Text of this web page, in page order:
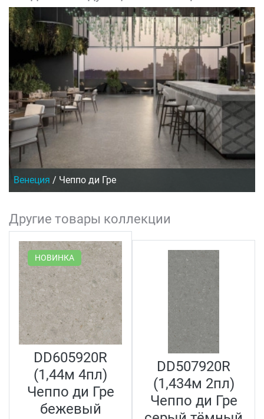
Венеция / Чеппо ди Гре
Другие товары коллекции
НОВИНКА
DD605920R
(1,44м 4пл)
Чеппо ди Гре
бежевый
DD507920R
(1,434м 2пл)
Чеппо ди Гре